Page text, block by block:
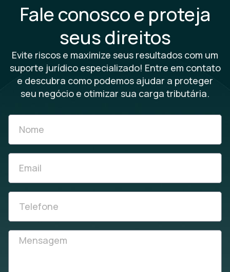
Fale conosco e proteja
seus direitos
Evite riscos e maximize seus resultados com um
suporte jurídico especializado! Entre em contato
e descubra como podemos ajudar a proteger
seu negócio e otimizar sua carga tributária.